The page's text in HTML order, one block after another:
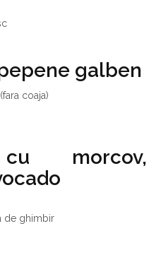
galben
coaja)
morcov,
de ghimbir